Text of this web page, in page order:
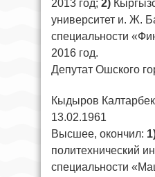
2013 год; 2)
университет и. Ж.
специальности
2016 год.
Депутат Ошского
Кыдыров
13.02.1961
Высшее, окончил:
политехнический
специальности